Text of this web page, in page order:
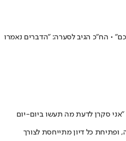
• הח"כ הגיב לסערה: "הדברים נאמרו
"אני סקרן לדעת מה תעשו ביום-יום
ופתיחת כל דיון מתייחסת לצורך